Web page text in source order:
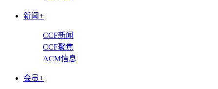
新闻 +
CCF新闻
CCF聚焦
ACM信息
会员+